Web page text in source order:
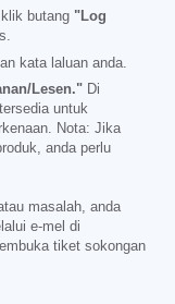
butang "Log
kata laluan anda.
Lesen." Di
untuk
Nota: Jika
anda perlu
masalah, anda
e-mel di
tiket sokongan